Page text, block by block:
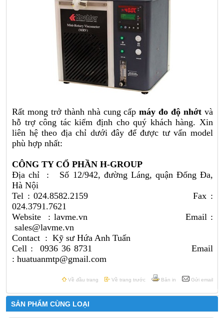
Rất mong trở thành nhà cung cấpmáy đo độ nhớtvà
hỗ trợ công tác kiểm định cho quý khách hàng. Xin
liên hệ theo địa chỉ dưới đây để được tư vấn model
phù hợp nhất:
CÔNG TY CỔ PHẦN H-GROUP
Địa chỉ : Số 12/942, đường Láng, quận Đống Đa,
Hà Nội
Tel : 024.8582.2159 Fax :
024.3791.7621
Website : lavme.vn Email :
sales@lavme.vn
Contact : Kỹ sư Hứa Anh Tuấn
Cell : 0936 36 8731 Email
: huatuanmtp@gmail.com
Về đầu trang Về trang trước Bản in Gửi email
SẢN PHẨM CÙNG LOẠI